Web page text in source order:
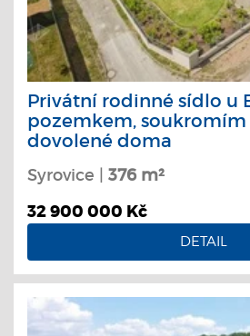
Privátní rodinné sídlo u
pozemkem,
dovolené doma
Syrovice | 376 m²
32 900 000 Kč
DETAIL